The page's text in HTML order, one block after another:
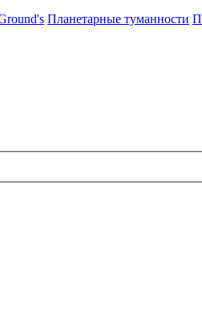
Планетарные туманности